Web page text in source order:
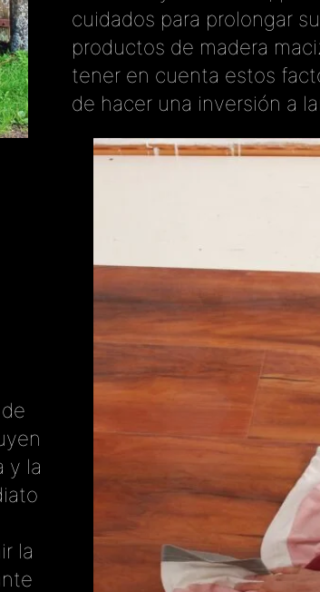
cuidados para prolongar
productos de madera
tener en cuenta estos
de hacer una inversión a
y la
la